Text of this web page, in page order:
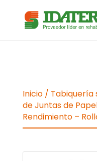
Inicio/ Tabiquería
de Juntas de
Rendimiento –